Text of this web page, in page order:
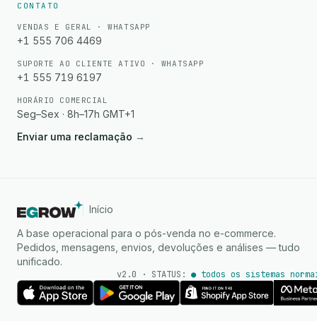
CONTATO
VENDAS E GERAL · WHATSAPP
+1 555 706 4469
SUPORTE AO CLIENTE ATIVO · WHATSAPP
+1 555 719 6197
HORÁRIO COMERCIAL
Seg–Sex · 8h–17h GMT+1
Enviar uma reclamação →
Início
A base operacional para o pós-venda no e-commerce.
Pedidos, mensagens, envios, devoluções e análises — tudo
unificado.
v2.0 · STATUS: ● todos os sistemas